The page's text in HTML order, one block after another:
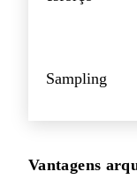
Sampling
Vantagens